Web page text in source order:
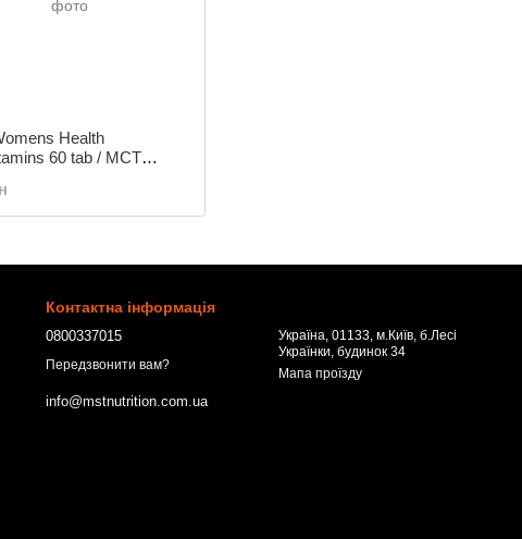
Health
60 tab / МСТ
Контактна інформація
0800337015
Передзвонити вам?
info@mstnutrition.com.ua
Україна, 01133, м.Київ, б.Лесі
Українки, будинок 34
Мапа проїзду